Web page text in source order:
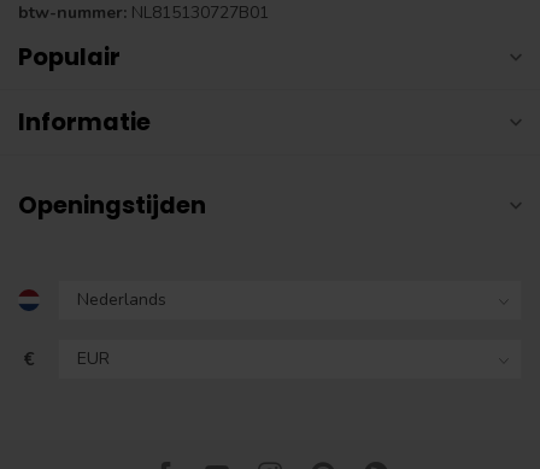
btw-nummer: NL815130727B01
Populair
Informatie
Openingstijden
€